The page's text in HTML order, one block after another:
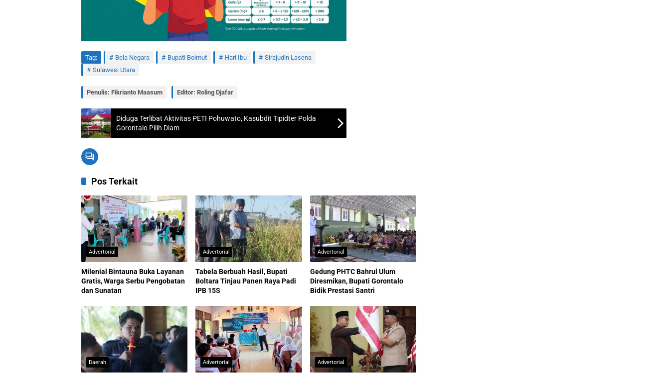
Tag: Bela Negara Bupati Bolmut Hari Ibu
Sirajudin Lasena
Sulawesi Utara
Penulis: Fikrianto Maasum Editor: Roling Djafar
Diduga Terlibat Aktivitas PETI Pohuwato, Kasubdit Tipidter Polda
Gorontalo Pilih Diam
Pos Terkait
Advertorial
Milenial Bintauna Buka Layanan
Gratis, Warga Serbu Pengobatan
dan Sunatan
Advertorial
Tabela Berbuah Hasil, Bupati
Boltara Tinjau Panen Raya Padi
IPB 15S
Advertorial
Gedung PHTC Bahrul Ulum
Diresmikan, Bupati Gorontalo
Bidik Prestasi Santri
Daerah Advertorial Advertorial